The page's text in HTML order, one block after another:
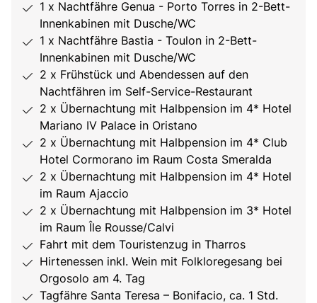
1 x Nachtfähre Genua - Porto Torres in 2-Bett-
Innenkabinen mit Dusche/WC
1 x Nachtfähre Bastia - Toulon in 2-Bett-
Innenkabinen mit Dusche/WC
2 x Frühstück und Abendessen auf den
Nachtfähren im Self-Service-Restaurant
2 x Übernachtung mit Halbpension im 4* Hotel
Mariano IV Palace in Oristano
2 x Übernachtung mit Halbpension im 4* Club
Hotel Cormorano im Raum Costa Smeralda
2 x Übernachtung mit Halbpension im 4* Hotel
im Raum Ajaccio
2 x Übernachtung mit Halbpension im 3* Hotel
im Raum Île Rousse/Calvi
Fahrt mit dem Touristenzug in Tharros
Hirtenessen inkl. Wein mit Folkloregesang bei
Orgosolo am 4. Tag
Tagfähre Santa Teresa – Bonifacio, ca. 1 Std.